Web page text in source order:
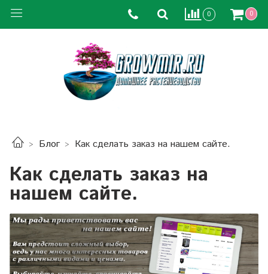
0 0
Блог Как сделать заказ на нашем сайте.
Как сделать заказ на
нашем сайте.